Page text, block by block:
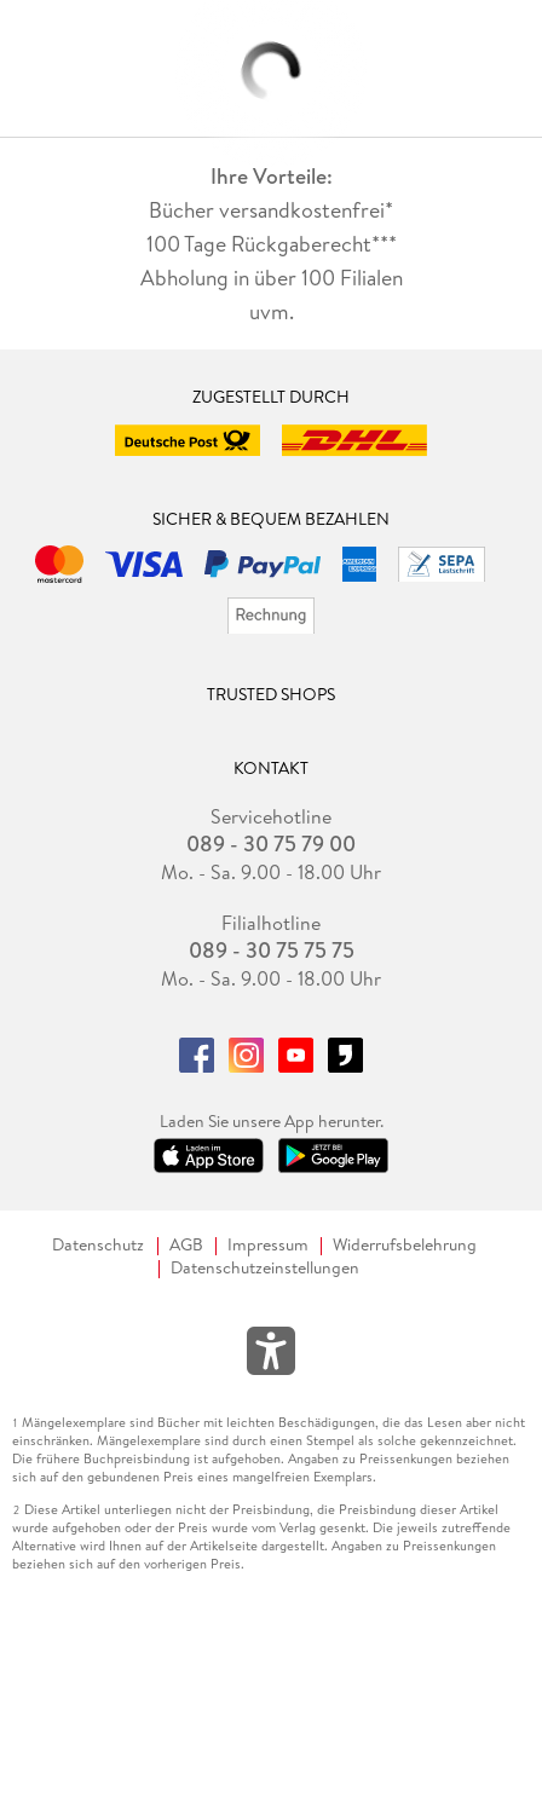
Ihre Vorteile:
Bücher versandkostenfrei*
100 Tage Rückgaberecht***
Abholung in über 100 Filialen
uvm.
ZUGESTELLT DURCH
SICHER & BEQUEM BEZAHLEN
TRUSTED SHOPS
KONTAKT
Servicehotline
089 - 30 75 79 00
Mo. - Sa. 9.00 - 18.00 Uhr
Filialhotline
089 - 30 75 75 75
Mo. - Sa. 9.00 - 18.00 Uhr
Laden Sie unsere App herunter.
Datenschutz AGB Impressum
Widerrufsbelehrung
Datenschutzeinstellungen
1 Mängelexemplare sind Bücher mit leichten Beschädigungen, die das Lesen aber nicht
einschränken. Mängelexemplare sind durch einen Stempel als solche gekennzeichnet.
Die frühere Buchpreisbindung ist aufgehoben. Angaben zu Preissenkungen beziehen
sich auf den gebundenen Preis eines mangelfreien Exemplars.
2 Diese Artikel unterliegen nicht der Preisbindung, die Preisbindung dieser Artikel
wurde aufgehoben oder der Preis wurde vom Verlag gesenkt. Die jeweils zutreffende
Alternative wird Ihnen auf der Artikelseite dargestellt. Angaben zu Preissenkungen
beziehen sich auf den vorherigen Preis.